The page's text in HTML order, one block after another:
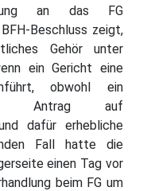
an das FG
Beschluss zeigt,
Gehör unter
ein Gericht eine
obwohl ein
Antrag auf
dafür erhebliche
Fall hatte die
einen Tag vor
beim FG um